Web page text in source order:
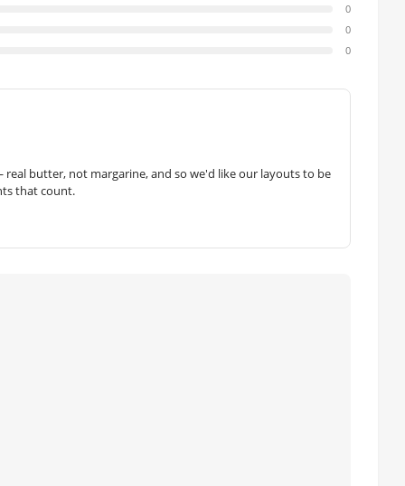
0
0
0
butter, not margarine, and so we'd like our layouts to be
that count.